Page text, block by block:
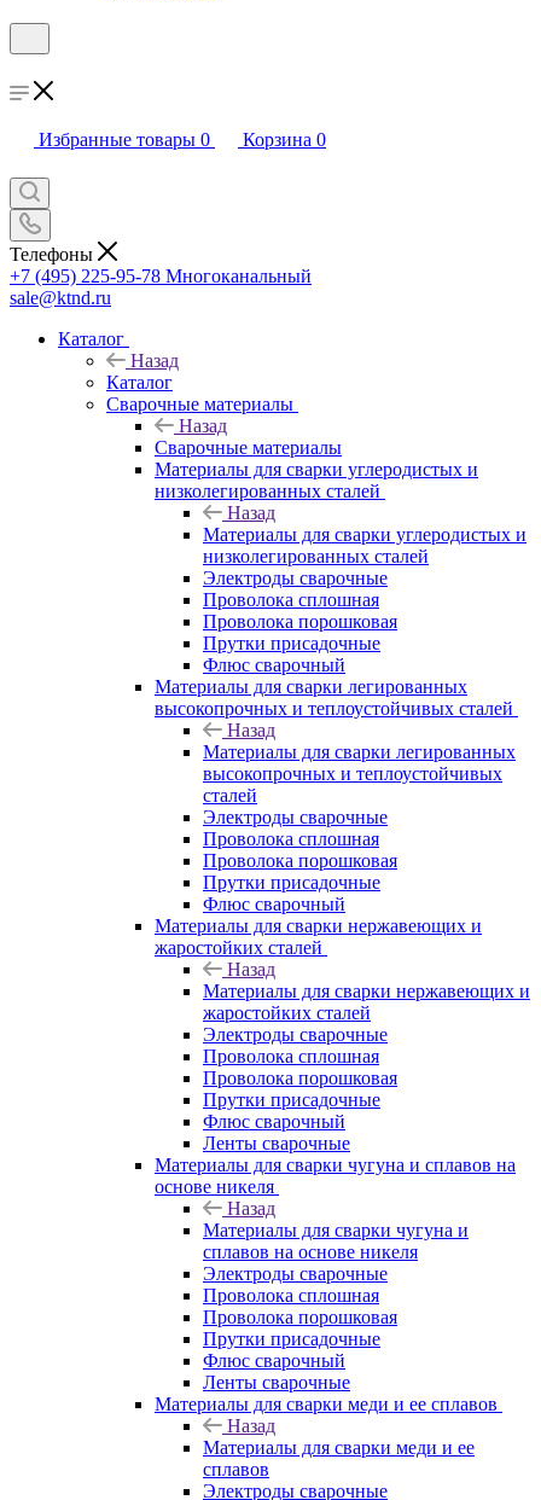
Избранные товары 0 Корзина 0
Телефоны
+7 (495) 225-95-78 Многоканальный
sale@ktnd.ru
Каталог
Назад
Каталог
Сварочные материалы
Назад
Сварочные материалы
Материалы для сварки углеродистых и
низколегированных сталей
Назад
Материалы для сварки углеродистых и
низколегированных сталей
Электроды сварочные
Проволока сплошная
Проволока порошковая
Прутки присадочные
Флюс сварочный
Материалы для сварки легированных
высокопрочных и теплоустойчивых сталей
Назад
Материалы для сварки легированных
высокопрочных и теплоустойчивых
сталей
Электроды сварочные
Проволока сплошная
Проволока порошковая
Прутки присадочные
Флюс сварочный
Материалы для сварки нержавеющих и
жаростойких сталей
Назад
Материалы для сварки нержавеющих и
жаростойких сталей
Электроды сварочные
Проволока сплошная
Проволока порошковая
Прутки присадочные
Флюс сварочный
Ленты сварочные
Материалы для сварки чугуна и сплавов на
основе никеля
Назад
Материалы для сварки чугуна и
сплавов на основе никеля
Электроды сварочные
Проволока сплошная
Проволока порошковая
Прутки присадочные
Флюс сварочный
Ленты сварочные
Материалы для сварки меди и ее сплавов
Назад
Материалы для сварки меди и ее
сплавов
Электроды сварочные